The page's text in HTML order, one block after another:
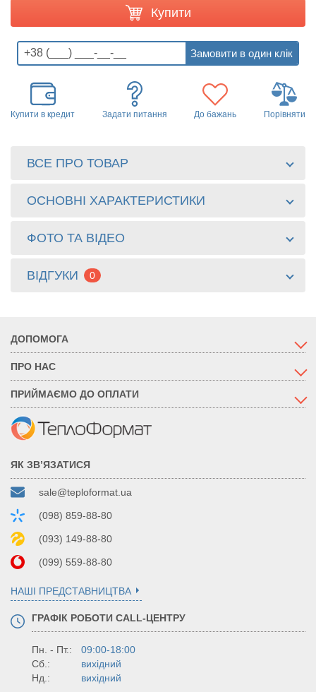
Купити
Купити в кредит Задати питання До бажань Порівняти
ВСЕ ПРО ТОВАР
ОСНОВНІ ХАРАКТЕРИСТИКИ
ФОТО ТА ВІДЕО
ВІДГУКИ 0
ДОПОМОГА
ПРО НАС
ПРИЙМАЄМО ДО ОПЛАТИ
ЯК ЗВ’ЯЗАТИСЯ
sale@teploformat.ua
(098) 859-88-80
(093) 149-88-80
(099) 559-88-80
НАШІ ПРЕДСТАВНИЦТВА
ГРАФІК РОБОТИ CALL-ЦЕНТРУ
Пн. - Пт.:
09:00-18:00
Сб.:
вихідний
Нд.:
вихідний